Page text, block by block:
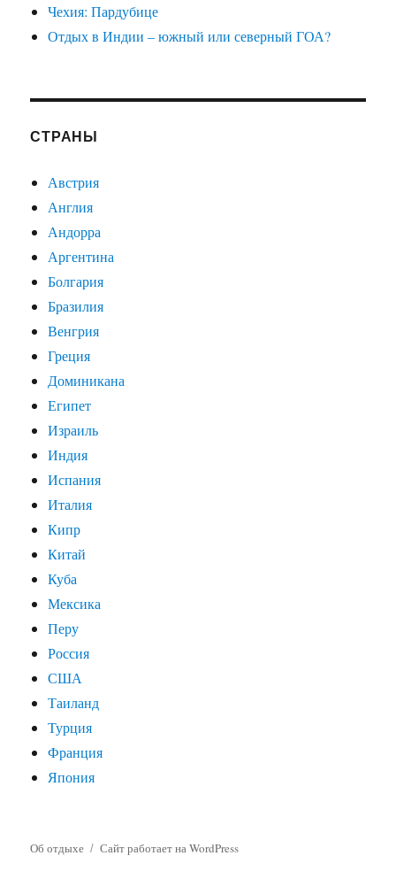
Чехия: Пардубице
Отдых в Индии – южный или северный ГОА?
СТРАНЫ
Австрия
Англия
Андорра
Аргентина
Болгария
Бразилия
Венгрия
Греция
Доминикана
Египет
Израиль
Индия
Испания
Италия
Кипр
Китай
Куба
Мексика
Перу
Россия
США
Таиланд
Турция
Франция
Япония
Об отдыхе Сайт работает на WordPress